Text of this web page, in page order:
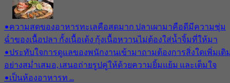
•ความสดของอาหารทะเลคือสดมาก ปลาเผามาคือดีมีความชุ่ม
ฉ่ำของเนื้อปลา กั้งเนื้อเด้ง กุ้งเนื้อหวานไม่ต้องใส่น้ำจิ้มที่ให้มา
•ประทับใจการดูแลของพนักงานเข้ามาถามต้องการสิ่งใดเพิ่มเติ
อย่างสม่ำเสมอ, เสนอถ่ายรูปคู่ให้ด้วยความยิ้มแย้ม และเต็มใจ
•เป็นห้องอาหารท ...